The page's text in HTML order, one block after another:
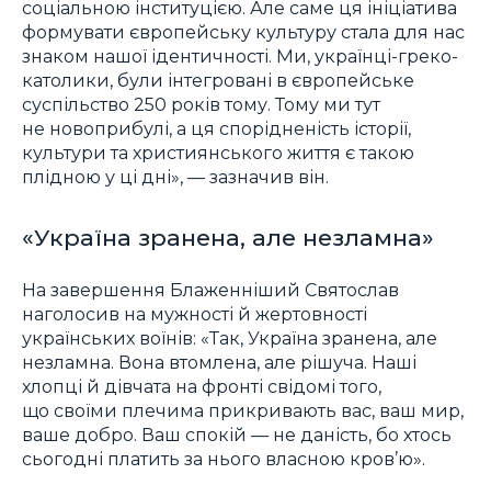
соціальною інституцією. Але саме ця ініціатива
формувати європейську культуру стала для нас
знаком нашої ідентичності. Ми, українці-греко-
католики, були інтегровані в європейське
суспільство 250 років тому. Тому ми тут
не новоприбулі, а ця спорідненість історії,
культури та християнського життя є такою
плідною у ці дні», — зазначив він.
«Україна зранена, але незламна»
На завершення Блаженніший Святослав
наголосив на мужності й жертовності
українських воїнів: «Так, Україна зранена, але
незламна. Вона втомлена, але рішуча. Наші
хлопці й дівчата на фронті свідомі того,
що своїми плечима прикривають вас, ваш мир,
ваше добро. Ваш спокій — не даність, бо хтось
сьогодні платить за нього власною кров’ю».